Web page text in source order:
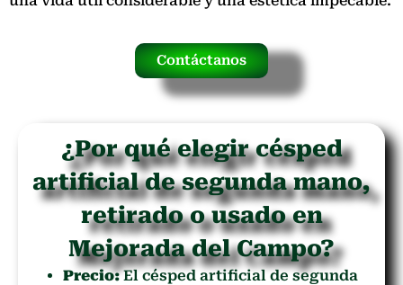
Contáctanos
¿Por qué elegir césped
artificial de segunda mano,
retirado o usado en
Mejorada del Campo?
Precio:El césped artificial de segunda